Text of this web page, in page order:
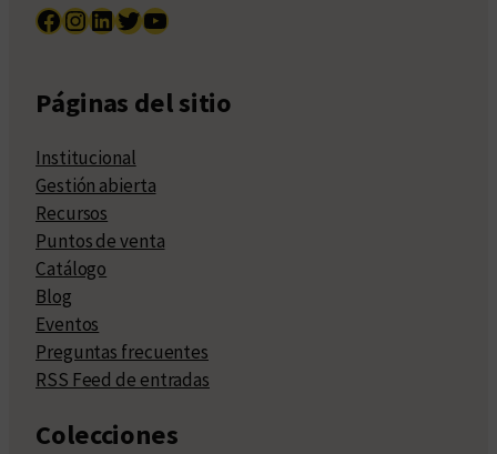
Facebook InstagramLinkedIn Twitter YouTube
Páginas del sitio
Institucional
Gestión abierta
Recursos
Puntos de venta
Catálogo
Blog
Eventos
Preguntas frecuentes
RSS Feed de entradas
Colecciones